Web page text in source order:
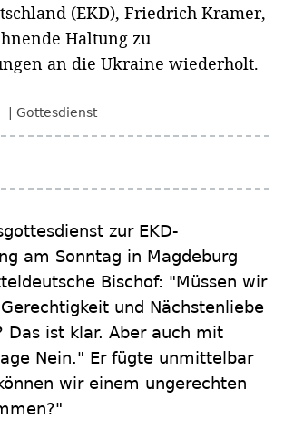
(EKD), Friedrich Kramer,
Haltung zu
an die Ukraine wiederholt.
Gottesdienst
zur EKD-
am Sonntag in Magdeburg
Bischof: "Müssen wir
und Nächstenliebe
Das ist klar. Aber auch mit
Nein." Er fügte unmittelbar
wir einem ungerechten